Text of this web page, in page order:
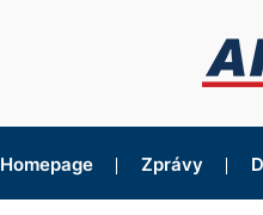
Homepage Zprávy